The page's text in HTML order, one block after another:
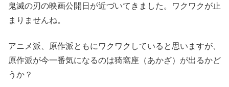
鬼滅の刃の映画公開日が近づいてきました。ワクワクが止
まりませんね。
アニメ派、原作派ともにワクワクしていると思いますが、
原作派が今一番気になるのは猗窩座（あかざ）が出るかど
うか？